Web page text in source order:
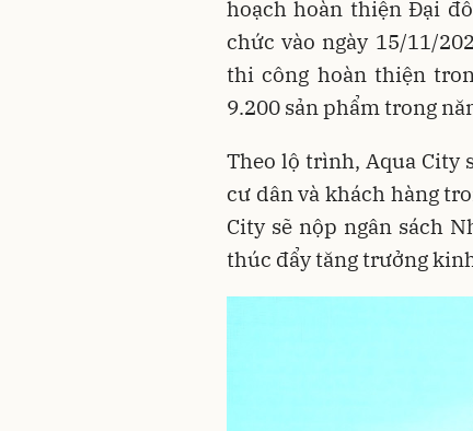
hoạch hoàn thiện Đại
chức vào ngày 15/11/
thi công hoàn thiện
9.200 sản phẩm trong
Theo lộ trình, Aqua City
cư dân và khách hàng
City sẽ nộp ngân sách
thúc đẩy tăng trưởng